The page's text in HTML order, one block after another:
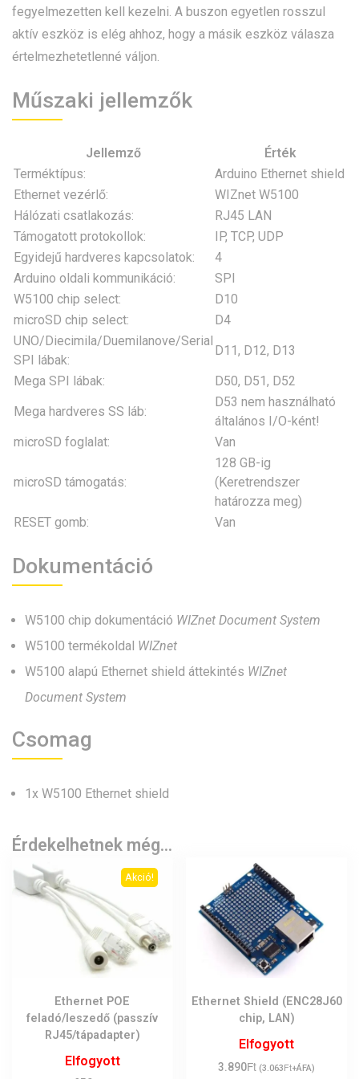
fegyelmezetten kell kezelni. A buszon egyetlen rosszul
aktív eszköz is elég ahhoz, hogy a másik eszköz válasza
értelmezhetetlenné váljon.
Műszaki jellemzők
Jellemző
Érték
Terméktípus:
Arduino Ethernet shield
Ethernet vezérlő:
WIZnet W5100
Hálózati csatlakozás:
RJ45 LAN
Támogatott protokollok:
IP, TCP, UDP
Egyidejű hardveres kapcsolatok:
4
Arduino oldali kommunikáció:
SPI
W5100 chip select:
D10
microSD chip select:
D4
UNO/Diecimila/Duemilanove/Serial
SPI lábak:
D11, D12, D13
Mega SPI lábak:
D50, D51, D52
Mega hardveres SS láb:
D53 nem használható
általános I/O-ként!
microSD foglalat:
Van
microSD támogatás:
128 GB-ig
(Keretrendszer
határozza meg)
RESET gomb:
Van
Dokumentáció
W5100 chip dokumentáció WIZnet Document System
W5100 termékoldal WIZnet
W5100 alapú Ethernet shield áttekintés WIZnet
Document System
Csomag
1x W5100 Ethernet shield
Érdekelhetnek még…
Akció!
Ethernet POE
feladó/leszedő (passzív
RJ45/tápadapter)
Elfogyott
Ethernet Shield (ENC28J60
chip, LAN)
Elfogyott
3.890Ft (3.063Ft+ÁFA)